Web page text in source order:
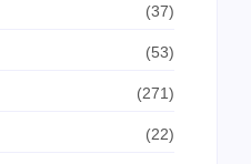
(37)
(53)
(271)
(22)